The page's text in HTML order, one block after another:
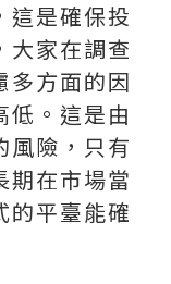
這是確保投
大家在調查
多方面的因
低。這是由
風險，只有
期在市場當
的平臺能確